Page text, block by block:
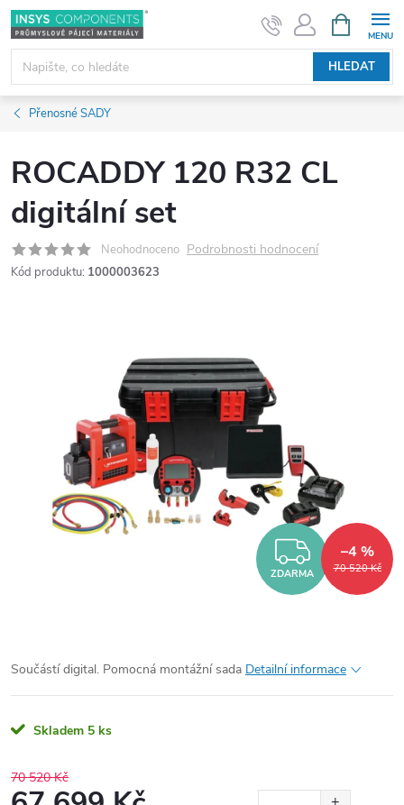
Přejít
na
obsah
HLEDAT
NÁKUPNÍ
KOŠÍK
Přenosné SADY
ROCADDY 120 R32 CL
digitální set
Neohodnoceno Podrobnosti hodnocení
Kód produktu: 1000003623
ZDARMA 70 520 Kč
–4 %
Součástí digital. Pomocná montážní sada Detailní informace
Skladem 5 ks
70 520 Kč